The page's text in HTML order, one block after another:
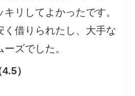
リしてよかったです。
く借りられたし、大手な
ズでした。
）